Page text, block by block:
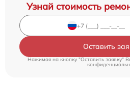
Узнай стоимость
Оставить
Нажимая на кнопку "Оставить заявку"